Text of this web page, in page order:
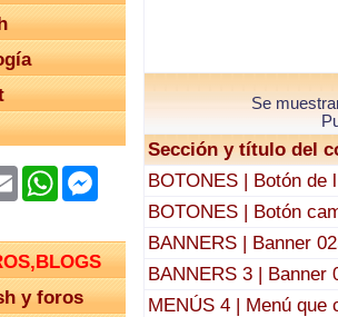
EmailWhatsAppMessenger
y foros
Se
Sección y título del
BOTONES | Botón de
BOTONES | Botón
BANNERS | Banner
BANNERS 3 | Banner
MENÚS 4 | Menú que